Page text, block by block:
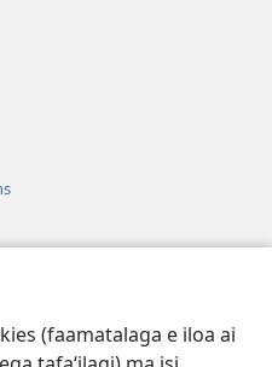
(faamatalaga e iloa ai